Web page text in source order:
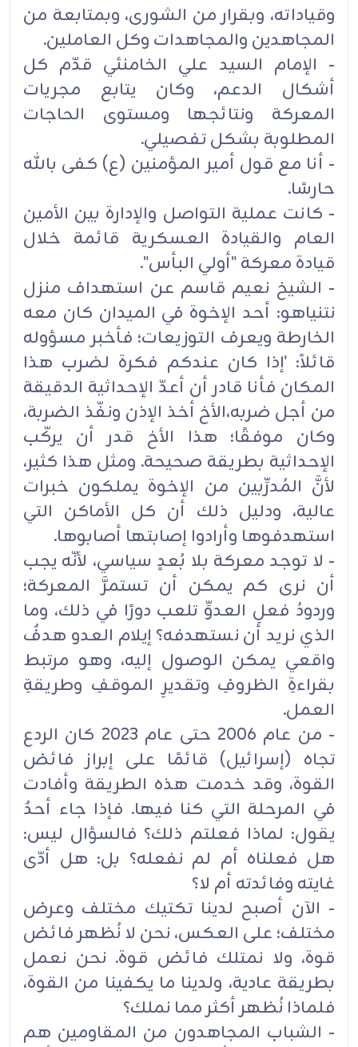
وقياداته، وبقرار من الشورى، وبمتابعة من
المجاهدين والمجاهدات وكل العاملين.
- الإمام السيد علي الخامنئي قدّم كل
أشكال الدعم، وكان يتابع مجريات
المعركة ونتائجها ومستوى الحاجات
المطلوبة بشكل تفصيلي.
- أنا مع قول أمير المؤمنين (ع) كفى بالله
حارسًا.
- كانت عملية التواصل والإدارة بين الأمين
العام والقيادة العسكرية قائمة خلال
قيادة معركة "أولي البأس".
- الشيخ نعيم قاسم عن استهداف منزل
نتنياهو: أحد الإخوة في الميدان كان معه
الخارطة ويعرف التوزيعات؛ فأخبر مسؤوله
قائلاً: 'إذا كان عندكم فكرة لضرب هذا
المكان فأنا قادر أن أعدّ الإحداثية الدقيقة
من أجل ضربه،الأخ أخذ الإذن ونفّذ الضربة،
وكان موفقًا؛ هذا الأخ قدر أن يركّب
الإحداثية بطريقة صحيحة. ومثل هذا كثير،
لأنَّ المُدرِّبين من الإخوة يملكون خبرات
عالية، ودليل ذلك أن كل الأماكن التي
استهدفوها وأرادوا إصابتها أصابوها.
- لا توجد معركة بلا بُعدٍ سياسي، لأنّه يجب
أن نرى كم يمكن أن تستمرَّ المعركة؛
وردودُ فعلِ العدوِّ تلعب دورًا في ذلك، وما
الذي نريد أن نستهدفه؟ إيلام العدو هدفٌ
واقعي يمكن الوصول إليه، وهو مرتبط
بقراءةِ الظروفِ وتقديرِ الموقفِ وطريقةِ
العمل.
- من عام 2006 حتى عام 2023 كان الردع
تجاه (إسرائيل) قائمًا على إبراز فائض
القوة، وقد خدمت هذه الطريقة وأفادت
في المرحلة التي كنا فيها. فإذا جاء أحدٌ
يقول: لماذا فعلتم ذلك؟ فالسؤال ليس:
هل فعلناه أم لم نفعله؟ بل: هل أدّى
غايته وفائدته أم لا؟
- الآن أصبح لدينا تكتيك مختلف وعرض
مختلف؛ على العكس، نحن لا نُظهر فائض
قوة، ولا نمتلك فائض قوة. نحن نعمل
بطريقة عادية، ولدينا ما يكفينا من القوة،
فلماذا نُظهر أكثر مما نملك؟
- الشباب المجاهدون من المقاومين هم